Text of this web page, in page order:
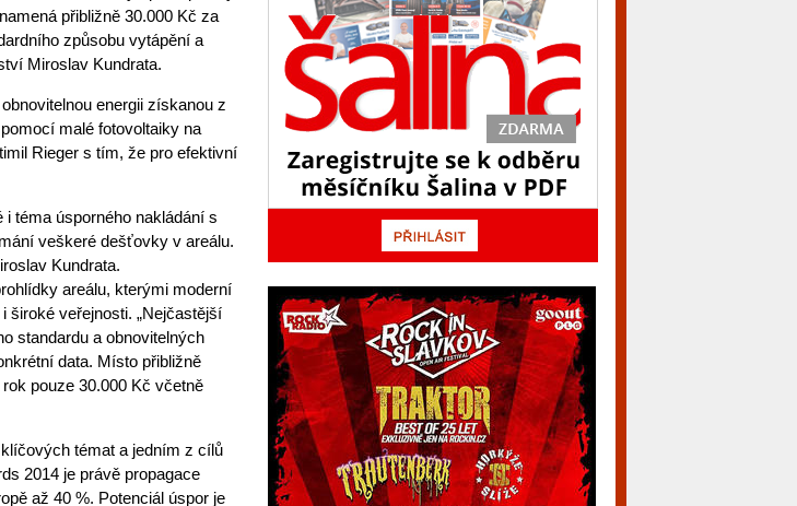
přibližně 30.000 Kč za
způsobu vytápění a
Miroslav Kundrata.
energii získanou z
malé fotovoltaiky na
Rieger s tím, že pro efektivní
i téma úsporného nakládání s
veškeré dešťovky v areálu.
Kundrata.
areálu, kterými moderní
široké veřejnosti. „Nejčastější
standardu a obnovitelných
data. Místo přibližně
pouze 30.000 Kč včetně
témat a jedním z cílů
2014 je právě propagace
až 40 %. Potenciál úspor je